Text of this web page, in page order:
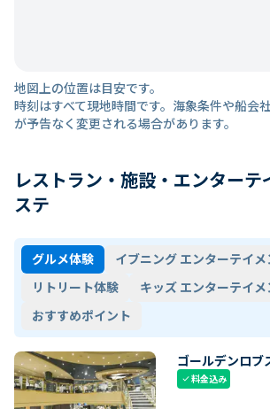
地図上の位置は目安です。
時刻はすべて現地時間です。海象条件や船会
が予告なく変更される場合があります。
レストラン・施設・エンターテ
ステ
グルメ体験
イブニング エンターテイメ
リトリート体験
キッズ エンターテイメ
おすすめポイント
ゴールデンロブ
check料金込み